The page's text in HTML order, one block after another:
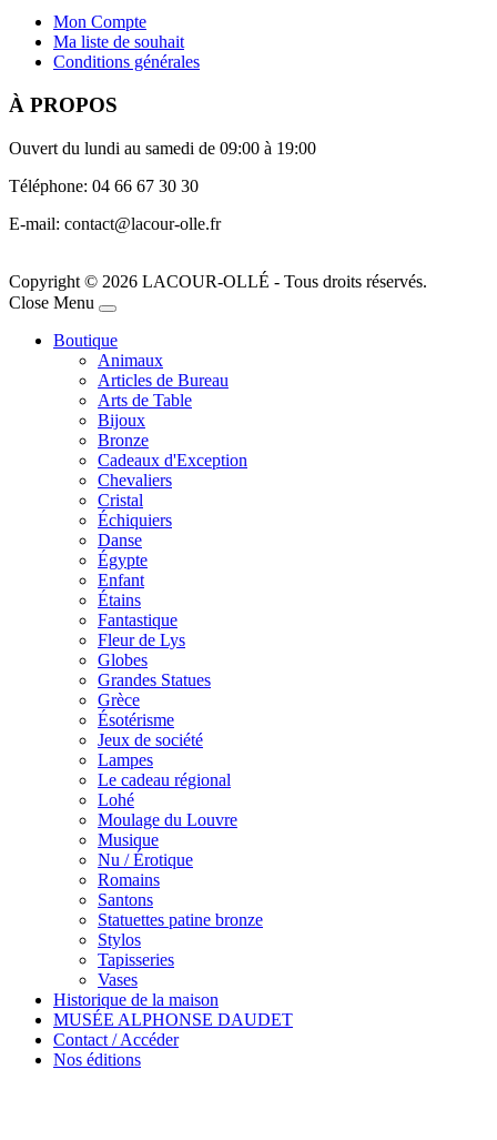
Mon Compte
Ma liste de souhait
Conditions générales
À PROPOS
Ouvert du lundi au samedi de 09:00 à 19:00
Téléphone: 04 66 67 30 30
E-mail: contact@lacour-olle.fr
Copyright © 2026 LACOUR-OLLÉ - Tous droits réservés.
Joomla! 3 Templates
Close Menu
Boutique
Animaux
Articles de Bureau
Arts de Table
Bijoux
Bronze
Cadeaux d'Exception
Chevaliers
Cristal
Échiquiers
Danse
Égypte
Enfant
Étains
Fantastique
Fleur de Lys
Globes
Grandes Statues
Grèce
Ésotérisme
Jeux de société
Lampes
Le cadeau régional
Lohé
Moulage du Louvre
Musique
Nu / Érotique
Romains
Santons
Statuettes patine bronze
Stylos
Tapisseries
Vases
Historique de la maison
MUSÉE ALPHONSE DAUDET
Contact / Accéder
Nos éditions